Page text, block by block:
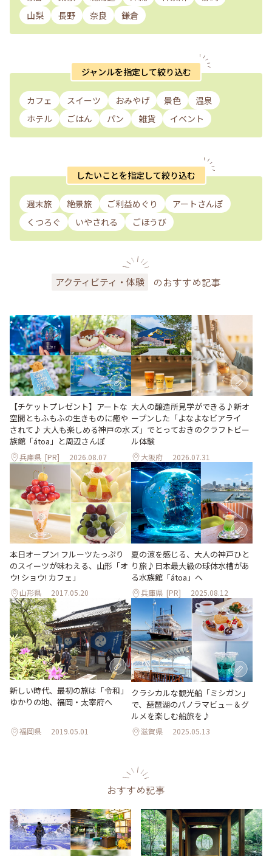
山梨
長野 奈良 鎌倉
ジャンルを指定して絞り込む
カフェ スイーツ おみやげ 景色
温泉
ホテル
ごはん パン 雑貨 イベント
したいことを指定して絞り込む
週末旅 絶景旅 ご利益めぐり
アートさんぽ
くつろぐ
いやされる ごほうび
アクティビティ・体験 のおすすめ記事
【チケットプレゼント】アートな
空間ともふもふの生きものに癒や
されて♪ 大人も楽しめる神戸の水
族館「átoa」と周辺さんぽ
兵庫県 [PR] 2026.08.07
大人の醸造所見学ができる♪新オ
ープンした「よなよなビアライ
ズ」でとっておきのクラフトビー
ル体験
大阪府 2026.07.31
本日オープン! フルーツたっぷり
のスイーツが味わえる、山形「オ
ウ! ショウ! カフェ」
山形県 2017.05.20
夏の涼を感じる、大人の神戸ひと
り旅♪日本最大級の球体水槽があ
る水族館「átoa」へ
兵庫県 [PR] 2025.08.12
新しい時代、最初の旅は「令和」
ゆかりの地、福岡・太宰府へ
福岡県 2019.05.01
クラシカルな観光船「ミシガン」
で、琵琶湖のパノラマビュー＆グ
ルメを楽しむ船旅を♪
滋賀県 2025.05.13
おすすめ記事